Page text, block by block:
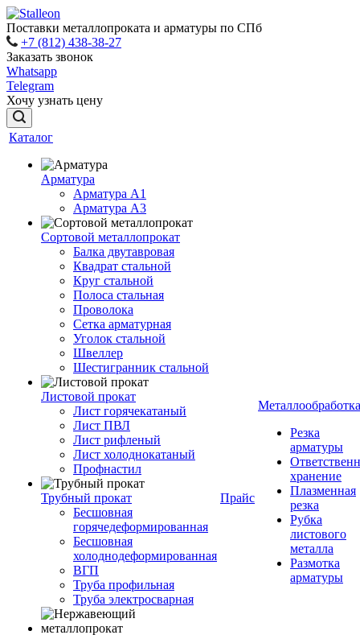
Поставки металлопроката и арматуры по СПб
+7 (812) 438-38-27
Заказать звонок
Whatsapp
Telegram
Хочу узнать цену
Каталог
Арматура
Арматура A1
Арматура А3
Сортовой металлопрокат
Балка двутавровая
Квадрат стальной
Круг стальной
Полоса стальная
Проволока
Сетка арматурная
Уголок стальной
Швеллер
Шестигранник стальной
Листовой прокат
Лист горячекатаный
Лист ПВЛ
Лист рифленый
Лист холоднокатаный
Профнастил
Трубный прокат
Бесшовная
горячедеформированная
Бесшовная
холоднодеформированная
ВГП
Труба профильная
Труба электросварная
Прайс
Металлообработка
Резка
арматуры
хранение
Плазменная
резка
Рубка
листового
металла
Размотка
арматуры